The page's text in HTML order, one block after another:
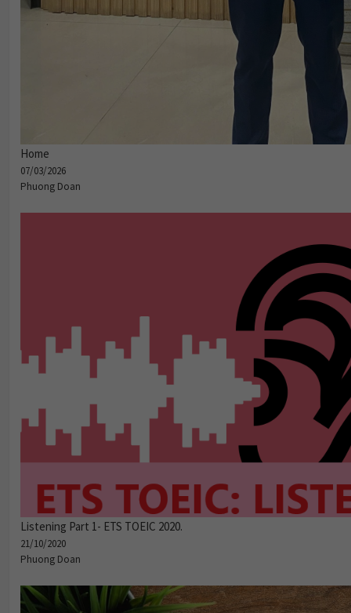
Home
07/03/2026
Phuong Doan
Listening Part 1- ETS TOEIC 2020.
21/10/2020
Phuong Doan